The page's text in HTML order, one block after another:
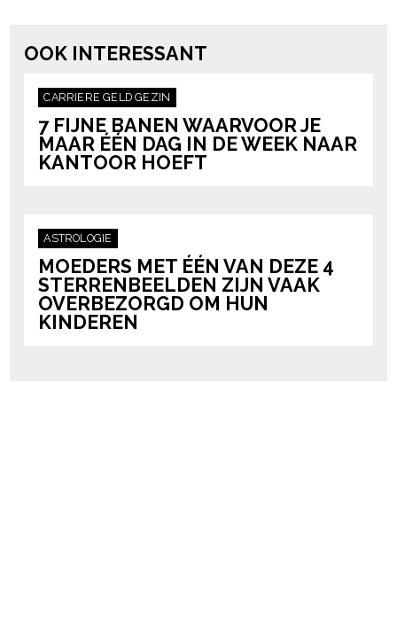
OOK INTERESSANT
CARRIEREGELDGEZIN
7 FIJNE BANEN WAARVOOR JE
MAAR ÉÉN DAG IN DE WEEK NAAR
KANTOOR HOEFT
ASTROLOGIE
MOEDERS MET ÉÉN VAN DEZE 4
STERRENBEELDEN ZIJN VAAK
OVERBEZORGD OM HUN
KINDEREN